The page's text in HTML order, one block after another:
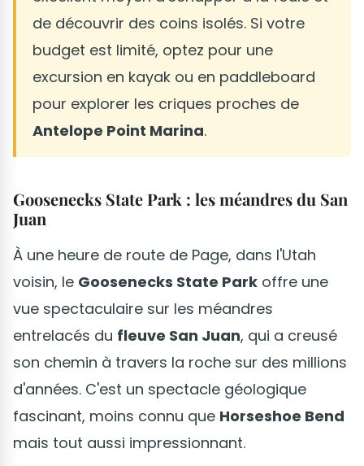
de découvrir des coins isolés. Si votre
budget est limité, optez pour une
excursion en kayak ou en paddleboard
pour explorer les criques proches de
Antelope Point Marina.
Goosenecks State Park : les méandres du San
Juan
À une heure de route de Page, dans l'Utah
voisin, le Goosenecks State Park offre une
vue spectaculaire sur les méandres
entrelacés du fleuve San Juan, qui a creusé
son chemin à travers la roche sur des millions
d'années. C'est un spectacle géologique
fascinant, moins connu que Horseshoe Bend
mais tout aussi impressionnant.